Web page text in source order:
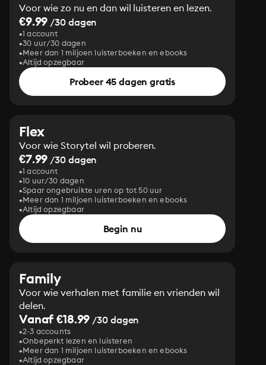
Voor wie zo nu en dan wil luisteren en lezen.
€9.99 /30 dagen
1 account
30 uur/30 dagen
Meer dan 1 miljoen luisterboeken en ebooks
Altijd opzegbaar
Probeer 45 dagen gratis
Flex
Voor wie Storytel wil proberen.
€7.99 /30 dagen
1 account
10 uur/30 dagen
Spaar ongebruikte uren op tot 50 uur
Meer dan 1 miljoen luisterboeken en ebooks
Altijd opzegbaar
Begin nu
Family
Voor wie verhalen met familie en vrienden wil
delen.
Vanaf €18.99 /30 dagen
2-3 accounts
Onbeperkt lezen en luisteren
Meer dan 1 miljoen luisterboeken en ebooks
Altijd opzegbaar